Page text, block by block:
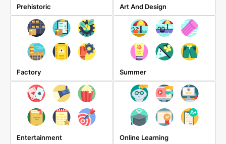
Prehistoric Art And Design
Factory Summer
Entertainment Online Learning